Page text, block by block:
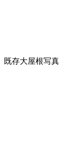
既存大屋根写真